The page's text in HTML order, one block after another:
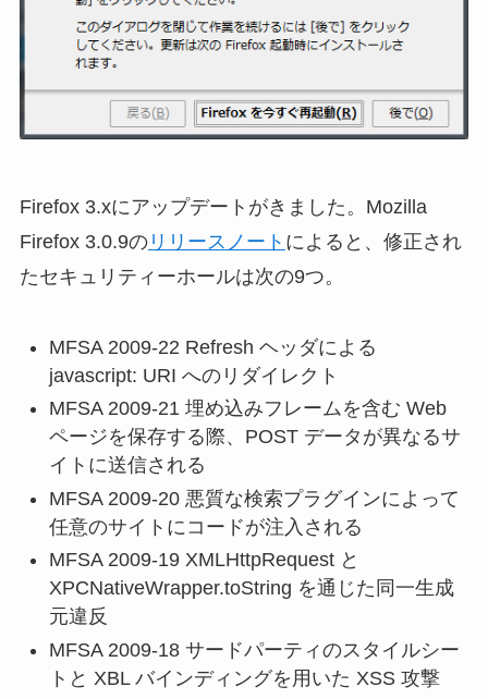
Firefox 3.xにアップデートがきました。Mozilla
Firefox 3.0.9のリリースノート によると、修正され
たセキュリティーホールは次の9つ。
MFSA 2009-22 Refresh ヘッダによる
javascript: URI へのリダイレクト
MFSA 2009-21 埋め込みフレームを含む Web
ページを保存する際、POST データが異なるサ
イトに送信される
MFSA 2009-20 悪質な検索プラグインによって
任意のサイトにコードが注入される
MFSA 2009-19 XMLHttpRequest と
XPCNativeWrapper.toString を通じた同一生成
元違反
MFSA 2009-18 サードパーティのスタイルシー
トと XBL バインディングを用いた XSS 攻撃